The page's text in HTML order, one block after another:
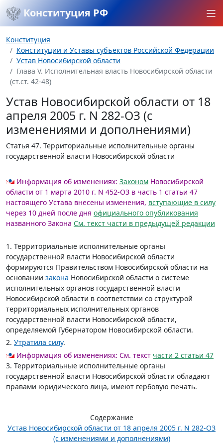
Конституция РФ
Конституция
Конституции и Уставы субъектов Российской Федерации
Устав Новосибирской области
Глава V. Исполнительная власть Новосибирской области
(ст.ст. 42-48)
Устав Новосибирской области от 18
апреля 2005 г. N 282-ОЗ (с
изменениями и дополнениями)
Статья 47. Территориальные исполнительные органы
государственной власти Новосибирской области
Информация об изменениях: Законом Новосибирской
области от 1 марта 2010 г. N 452-ОЗ в часть 1 статьи 47
настоящего Устава внесены изменения, вступающие в силу
через 10 дней после дня официального опубликования
названного Закона См. текст части в предыдущей редакции
1. Территориальные исполнительные органы
государственной власти Новосибирской области
формируются Правительством Новосибирской области на
основании закона Новосибирской области о системе
исполнительных органов государственной власти
Новосибирской области в соответствии со структурой
территориальных исполнительных органов
государственной власти Новосибирской области,
определяемой Губернатором Новосибирской области.
2. Утратила силу.
Информация об изменениях: См. текст части 2 статьи 47
3. Территориальные исполнительные органы
государственной власти Новосибирской области обладают
правами юридического лица, имеют гербовую печать.
Содержание
Устав Новосибирской области от 18 апреля 2005 г. N 282-ОЗ
(с изменениями и дополнениями)